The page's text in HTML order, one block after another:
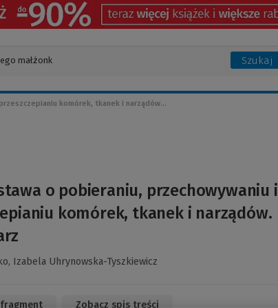
Szukaj
komórek, tkanek i narządów...
o pobieraniu, przechowywaniu i
komórek, tkanek i narządów.
Izabela Uhrynowska-Tyszkiewicz
Zobacz spis treści